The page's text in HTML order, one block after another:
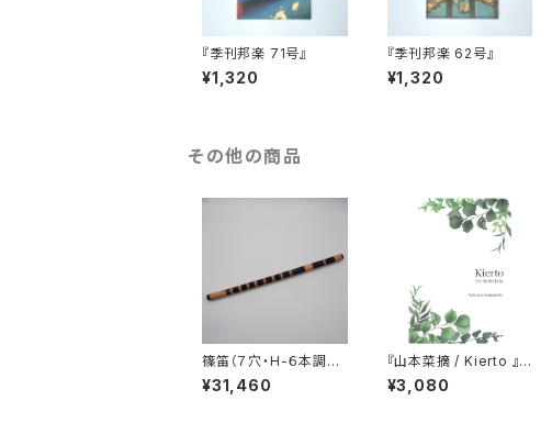
『季刊邦楽 71号』
¥1,320
『季刊邦楽 62号』
¥1,320
その他の商品
篠笛（７穴・H-６本調
子）
¥31,460
『山本菜摘 / Kierto 』
箏三重奏
¥3,080